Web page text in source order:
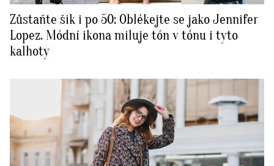
Zůstaňte šik i po 50: Oblékejte se jako Jennifer
Lopez. Módní ikona miluje tón v tónu i tyto
kalhoty